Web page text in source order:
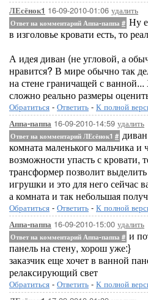
ЛЕсёнок1 16-09-2010-01:06 удалить
Ответ на комментарий Аппа-паппа # Ну
в изголовье кровати есть, то
А идея диван (не угловой, а
нравится? В мире обычно так
на стене граничащей с
сложно реально размеры
Обратиться - Ответить - К полной
Аппа-паппа 16-09-2010-14:59 удалить
Ответ на комментарий ЛЕсёнок1 #
комната маленького мальчика и
возможности упасть с кровати,
трансформер позволит
игрушки и это для него сейчас
а комната и так небольшая
Обратиться - Ответить - К полной
Аппа-паппа 16-09-2010-15:00 удалить
Ответ на комментарий Аппа-паппа # и
панель на стену, хорош уже:}
заказчик еще хочет в ванной
релаксирующий свет
Обратиться - Ответить - К полной